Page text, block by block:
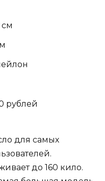
см
рублей
для самых
до 160 кило.